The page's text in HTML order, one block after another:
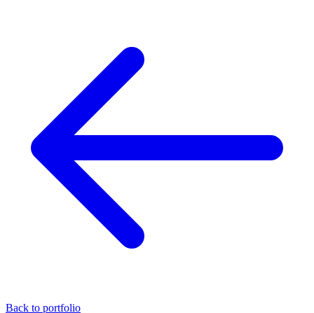
Back to portfolio